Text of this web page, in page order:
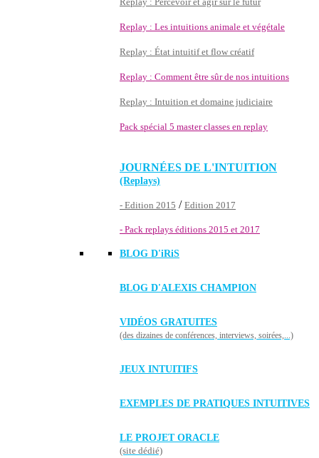
Replay : Les intuitions animale et végétale
Replay : État intuitif et flow créatif
Replay : Comment être sûr de nos intuitions
Replay : Intuition et domaine judiciaire
Pack spécial 5 master classes en replay
JOURNÉES DE L'INTUITION
(Replays)
- Edition 2015 / Edition 2017
- Pack replays éditions 2015 et 2017
BLOG D'iRiS
BLOG D'ALEXIS CHAMPION
VIDÉOS GRATUITES
(des dizaines de conférences, interviews, soirées,...)
JEUX INTUITIFS
EXEMPLES DE PRATIQUES INTUITIVES
LE PROJET ORACLE
(site dédié)